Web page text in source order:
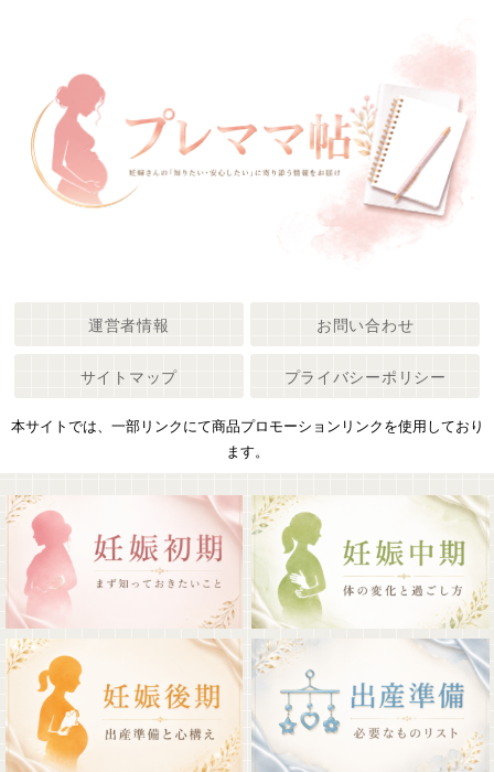
運営者情報 お問い合わせ
サイトマップ プライバシーポリシー
本サイトでは、一部リンクにて商品プロモーションリンクを使用しており
ます。